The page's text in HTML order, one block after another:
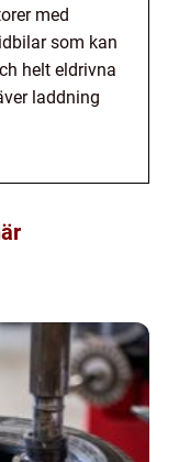
med
som kan
helt eldrivna
laddning